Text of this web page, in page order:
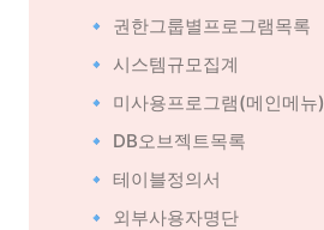
🔹 권한그룹별프로그램목록
🔹 시스템규모집계
🔹 미사용프로그램(메인메뉴)
🔹 DB오브젝트목록
🔹 테이블정의서
🔹 외부사용자명단